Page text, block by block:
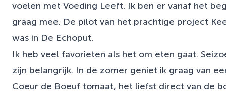
voelen met Voeding Leeft. Ik ben er vanaf het
graag mee. De pilot van het prachtige project
was in De Echoput.
Ik heb veel favorieten als het om eten gaat.
zijn belangrijk. In de zomer geniet ik graag van
Coeur de Boeuf tomaat, het liefst direct van de